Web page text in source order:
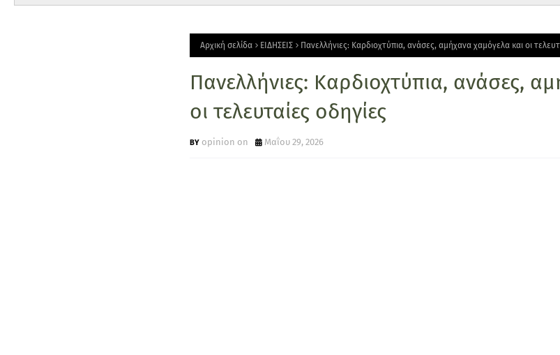
Αρχική σελίδα ΕΙΔΗΣΕΙΣ Πανελλήνιες: Καρδιοχτύπια, ανάσες, αμήχανα χαμόγελα και οι
Πανελλήνιες: Καρδιοχτύπια, ανάσες,
οι τελευταίες οδηγίες
opinion on Μαΐου 29, 2026